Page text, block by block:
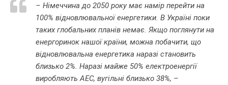
– Німеччина до 2050 року має намір перейти на
100% відновлювальної енергетики. В Україні поки
таких глобальних планів немає. Якщо поглянути на
енергоринок нашої країни, можна побачити, що
відновлювальна енергетика наразі становить
близько 2%. Наразі майже 50% електроенергії
виробляють АЕС, вугільні близько 38%, –